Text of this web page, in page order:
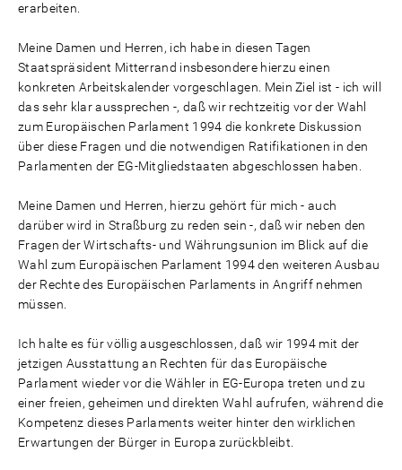
erarbeiten.
Meine Damen und Herren, ich habe in diesen Tagen
Staatspräsident Mitterrand insbesondere hierzu einen
konkreten Arbeitskalender vorgeschlagen. Mein Ziel ist - ich will
das sehr klar aussprechen -, daß wir rechtzeitig vor der Wahl
zum Europäischen Parlament 1994 die konkrete Diskussion
über diese Fragen und die notwendigen Ratifikationen in den
Parlamenten der EG-Mitgliedstaaten abgeschlossen haben.
Meine Damen und Herren, hierzu gehört für mich - auch
darüber wird in Straßburg zu reden sein -, daß wir neben den
Fragen der Wirtschafts- und Währungsunion im Blick auf die
Wahl zum Europäischen Parlament 1994 den weiteren Ausbau
der Rechte des Europäischen Parlaments in Angriff nehmen
müssen.
Ich halte es für völlig ausgeschlossen, daß wir 1994 mit der
jetzigen Ausstattung an Rechten für das Europäische
Parlament wieder vor die Wähler in EG-Europa treten und zu
einer freien, geheimen und direkten Wahl aufrufen, während die
Kompetenz dieses Parlaments weiter hinter den wirklichen
Erwartungen der Bürger in Europa zurückbleibt.